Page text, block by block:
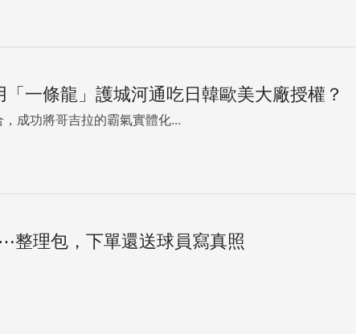
一條龍」護城河通吃日韓歐美大廠授權？
成功將哥吉拉的霸氣實體化...
整理包，下單還送球員寫真照